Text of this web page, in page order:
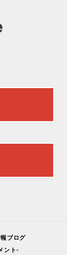
ブログ
ント-